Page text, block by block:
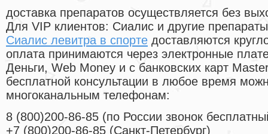
доставка препаратов осуществляется без
Для VIP клиентов: Сиалис и другие
Сиалис левитра в спорте доставляются
оплата принимаются через электронные
Деньги, Web Money и с банковских карт
бесплатной консультации в любое время
многоканальным телефонам:
8 (800)200-86-85 (по России звонок
+7 (800)200-86-85 (Санкт-Петербург)